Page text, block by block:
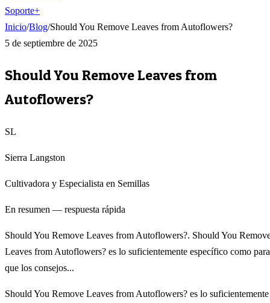
Soporte+
Inicio/Blog/Should You Remove Leaves from Autoflowers?
5 de septiembre de 2025
Should You Remove Leaves from
Autoflowers?
SL
Sierra Langston
Cultivadora y Especialista en Semillas
En resumen — respuesta rápida
Should You Remove Leaves from Autoflowers?. Should You
Leaves from Autoflowers? es lo suficientemente específico como para
que los consejos...
Should You Remove Leaves from Autoflowers? es lo suficientemente